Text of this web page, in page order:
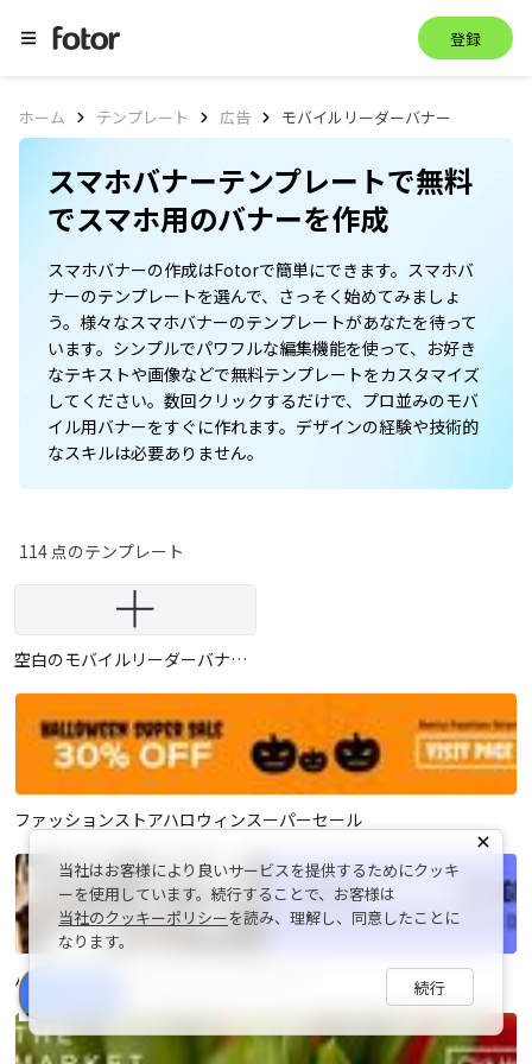
登録
ホーム テンプレート 広告 モバイルリーダーバナー
スマホバナーテンプレートで無料
でスマホ用のバナーを作成
スマホバナーの作成はFotorで簡単にできます。スマホバ
ナーのテンプレートを選んで、さっそく始めてみましょ
う。様々なスマホバナーのテンプレートがあなたを待って
います。シンプルでパワフルな編集機能を使って、お好き
なテキストや画像などで無料テンプレートをカスタマイズ
してください。数回クリックするだけで、プロ並みのモバ
イル用バナーをすぐに作れます。デザインの経験や技術的
なスキルは必要ありません。
114 点のテンプレート
空白のモバイルリーダーバナーを作成
ファッションストアハロウィンスーパーセール
パープルデジタルソフトウェアデザイナー
当社はお客様により良いサービスを提供するためにクッキ
ーを使用しています。続行することで、お客様は
当社のクッキーポリシーを読み、理解し、同意したことに
なります。
続行